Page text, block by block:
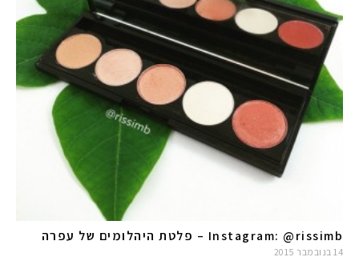
Instagram: @rissimb – פלטת היהלומים של עפרה
14 בנובמבר 2015